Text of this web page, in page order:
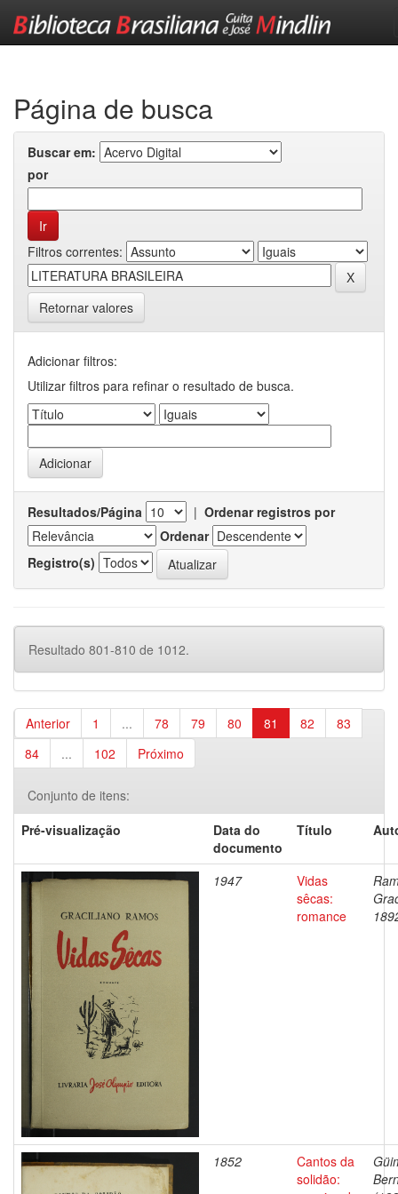
Página de busca
Buscar em:
por
Filtros correntes:
Retornar valores
Adicionar filtros:
Utilizar filtros para refinar o resultado de busca.
Resultados/Página | Ordenar registros por
Ordenar
Registro(s)
Resultado 801-810 de 1012.
Anterior 1 ... 78 79 80 81 82
83
84
... 102 Próximo
Conjunto de itens:
Pré-visualização
Data do
documento
Título
1947
Vidas
sêcas:
romance
1852
Cantos da
solidão: